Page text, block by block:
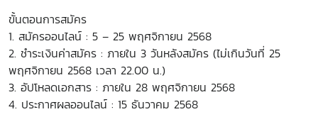
ขั้นตอนการสมัคร
1. สมัครออนไลน์ : 5 – 25 พฤศจิกายน 2568
2. ชำระเงินค่าสมัคร : ภายใน 3 วันหลังสมัคร (ไม่เกินวันที่ 25
พฤศจิกายน 2568 เวลา 22.00 น.)
3. อัปโหลดเอกสาร : ภายใน 28 พฤศจิกายน 2568
4. ประกาศผลออนไลน์ : 15 ธันวาคม 2568